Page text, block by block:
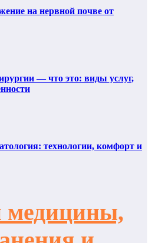
на нервной почве от
— что это: виды услуг,
технологии, комфорт и
медицины,